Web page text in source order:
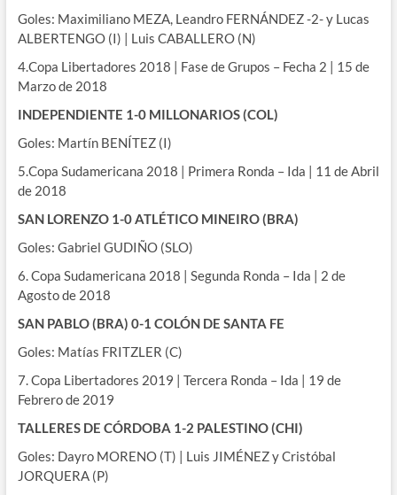
Goles: Maximiliano MEZA, Leandro FERNÁNDEZ -2- y Lucas
ALBERTENGO (I) | Luis CABALLERO (N)
4.Copa Libertadores 2018 | Fase de Grupos – Fecha 2 | 15 de
Marzo de 2018
INDEPENDIENTE 1-0 MILLONARIOS (COL)
Goles: Martín BENÍTEZ (I)
5.Copa Sudamericana 2018 | Primera Ronda – Ida | 11 de Abril
de 2018
SAN LORENZO 1-0 ATLÉTICO MINEIRO (BRA)
Goles: Gabriel GUDIÑO (SLO)
6. Copa Sudamericana 2018 | Segunda Ronda – Ida | 2 de
Agosto de 2018
SAN PABLO (BRA) 0-1 COLÓN DE SANTA FE
Goles: Matías FRITZLER (C)
7. Copa Libertadores 2019 | Tercera Ronda – Ida | 19 de
Febrero de 2019
TALLERES DE CÓRDOBA 1-2 PALESTINO (CHI)
Goles: Dayro MORENO (T) | Luis JIMÉNEZ y Cristóbal
JORQUERA (P)